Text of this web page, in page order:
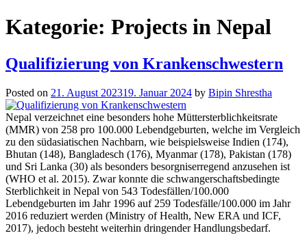
Kategorie: Projects in Nepal
Qualifizierung von Krankenschwestern
Posted on 21. August 202319. Januar 2024 by Bipin Shrestha
Nepal verzeichnet eine besonders hohe Müttersterblichkeitsrate
(MMR) von 258 pro 100.000 Lebendgeburten, welche im Vergleich
zu den südasiatischen Nachbarn, wie beispielsweise Indien (174),
Bhutan (148), Bangladesch (176), Myanmar (178), Pakistan (178)
und Sri Lanka (30) als besonders besorgniserregend anzusehen ist
(WHO et al. 2015). Zwar konnte die schwangerschaftsbedingte
Sterblichkeit in Nepal von 543 Todesfällen/100.000
Lebendgeburten im Jahr 1996 auf 259 Todesfälle/100.000 im Jahr
2016 reduziert werden (Ministry of Health, New ERA und ICF,
2017), jedoch besteht weiterhin dringender Handlungsbedarf.